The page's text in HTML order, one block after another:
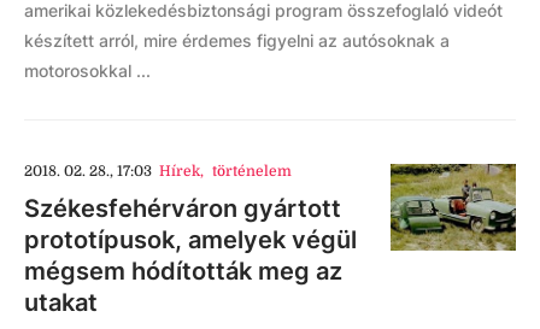
amerikai közlekedésbiztonsági program összefoglaló videót
készített arról, mire érdemes figyelni az autósoknak a
motorosokkal ...
2018. 02. 28., 17:03 Hírek, történelem
Székesfehérváron gyártott
prototípusok, amelyek végül
mégsem hódították meg az
utakat